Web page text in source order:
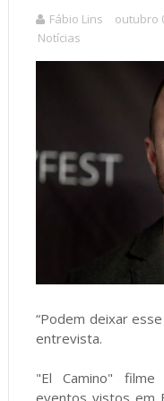
Fábio Lins outubro
Notícias
“Podem deixar
entrevista.
"El Camino"
eventos vistos em